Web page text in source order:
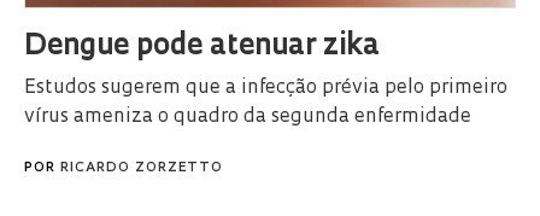
Dengue pode atenuar zika
Estudos sugerem que a infecção prévia pelo primeiro
vírus ameniza o quadro da segunda enfermidade
POR RICARDO ZORZETTO